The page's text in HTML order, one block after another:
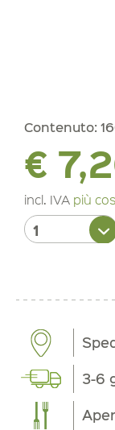
Contenuto:
€
incl. IVA più
3-6